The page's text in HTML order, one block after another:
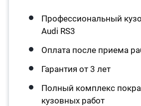
Профессиональный
Audi RS3
Оплата после приема
Гарантия от 3 лет
Полный комплекс
кузовных работ